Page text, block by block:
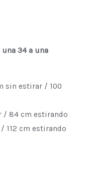
una 34 a una
sin estirar / 100
84 cm estirando
112 cm estirando